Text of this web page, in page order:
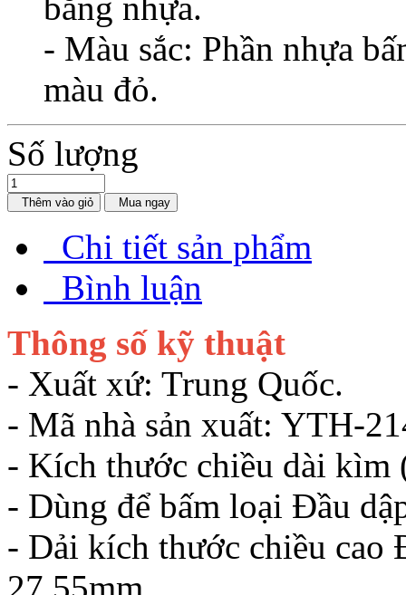
- Màu sắc: Phần nhựa
màu đỏ.
Số lượng
Thêm vào giỏ Mua ngay
Chi tiết sản phẩm
Bình luận
Thông số kỹ thuật
- Xuất xứ: Trung Quốc.
- Mã nhà sản xuất: YTH-
- Kích thước chiều dài kìm
- Dùng để bấm loại Đầu
- Dải kích thước chiều cao
27.55mm.